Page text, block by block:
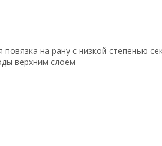
на рану с низкой степенью
верхним слоем